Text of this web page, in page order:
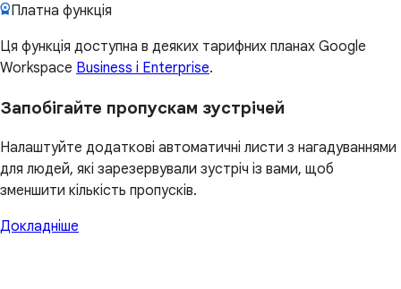
Платна функція
Ця функція доступна в деяких тарифних планах Google
Workspace Business і Enterprise.
Запобігайте пропускам зустрічей
Налаштуйте додаткові автоматичні листи з нагадуваннями
для людей, які зарезервували зустріч із вами, щоб
зменшити кількість пропусків.
Докладніше